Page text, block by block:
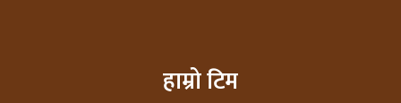
हाम्रो टिम